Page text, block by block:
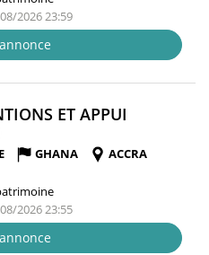
2026 23:59
ET APPUI
FENÊTRE)
GHANA
ACCRA
2026 23:55